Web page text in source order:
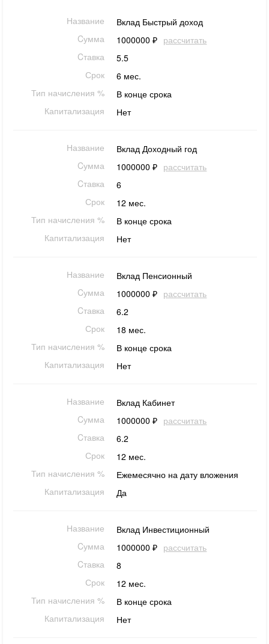
Название
Вклад Быстрый доход
Cумма
1000000 ₽ рассчитать
Cтавка
5.5
Срок
6 мес.
Тип начисления %
В конце срока
Капитализация
Нет
Название
Вклад Доходный год
Cумма
1000000 ₽ рассчитать
Cтавка
6
Срок
12 мес.
Тип начисления %
В конце срока
Капитализация
Нет
Название
Вклад Пенсионный
Cумма
1000000 ₽ рассчитать
Cтавка
6.2
Срок
18 мес.
Тип начисления %
В конце срока
Капитализация
Нет
Название
Вклад Кабинет
Cумма
1000000 ₽ рассчитать
Cтавка
6.2
Срок
12 мес.
Тип начисления %
Ежемесячно на дату вложения
Капитализация
Да
Название
Вклад Инвестиционный
Cумма
1000000 ₽ рассчитать
Cтавка
8
Срок
12 мес.
Тип начисления %
В конце срока
Капитализация
Нет